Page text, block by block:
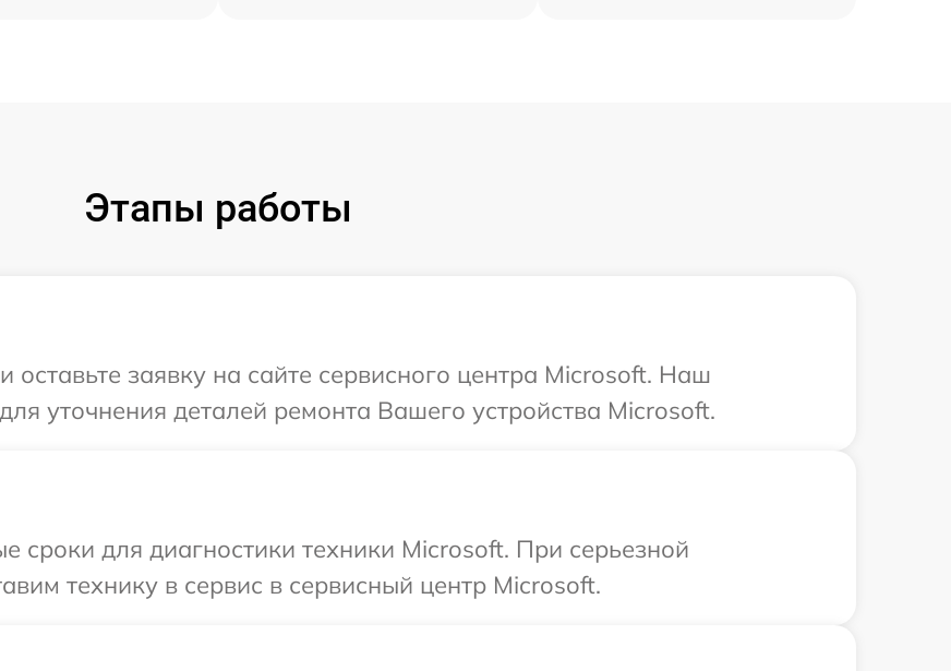
Этапы работы
заявку на сайте сервисного центра Microsoft. Наш
уточнения деталей ремонта Вашего устройства Microsoft.
сроки для диагностики техники Microsoft. При серьезной
технику в сервис в сервисный центр Microsoft.